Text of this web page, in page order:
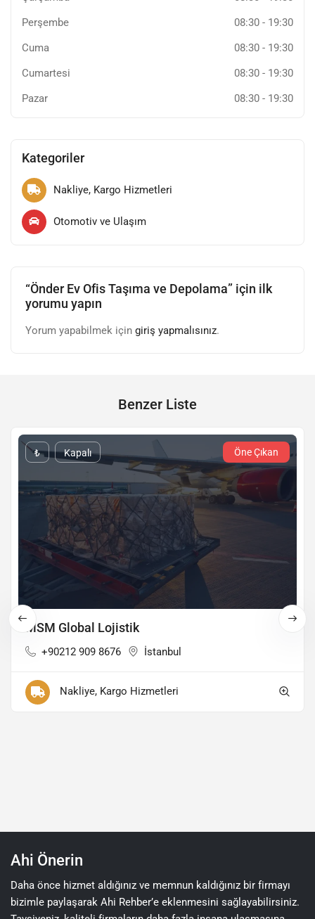
Perşembe
08:30 - 19:30
Cuma
08:30 - 19:30
Cumartesi
08:30 - 19:30
Pazar
08:30 - 19:30
Kategoriler
Nakliye, Kargo Hizmetleri
Otomotiv ve Ulaşım
“Önder Ev Ofis Taşıma ve Depolama” için ilk
yorumu yapın
Yorum yapabilmek için giriş yapmalısınız.
Benzer Liste
₺ Kapalı Öne Çıkan
MSM Global Lojistik
+90212 909 8676 İstanbul
Nakliye, Kargo Hizmetleri
Ahi Önerin
Daha önce hizmet aldığınız ve memnun kaldığınız bir firmayı
bizimle paylaşarak Ahi Rehber’e eklenmesini sağlayabilirsiniz.